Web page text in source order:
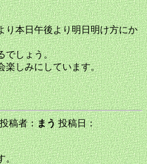
り本日午後より明日明け方にか
でしょう。
楽しみにしています。
稿者：まう投稿日：
。